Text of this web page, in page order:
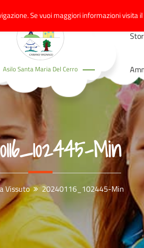
Asilo Santa Maria Del Cerro
Min
Vissuto 20240116_102445-Min
Se vuoi maggiori informazioni visita il